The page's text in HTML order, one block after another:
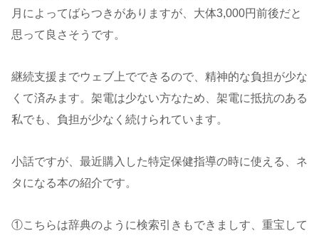
月によってばらつきがありますが、大体3,000円前後だと
思って良さそうです。
継続支援までウェブ上でできるので、精神的な負担が少な
くて済みます。架電は少ない方なため、架電に抵抗のある
私でも、負担が少なく続けられています。
小話ですが、最近購入した特定保健指導の時に使える、ネ
タになる本の紹介です。
①こちらは辞典のように検索引きもできましす、重宝して